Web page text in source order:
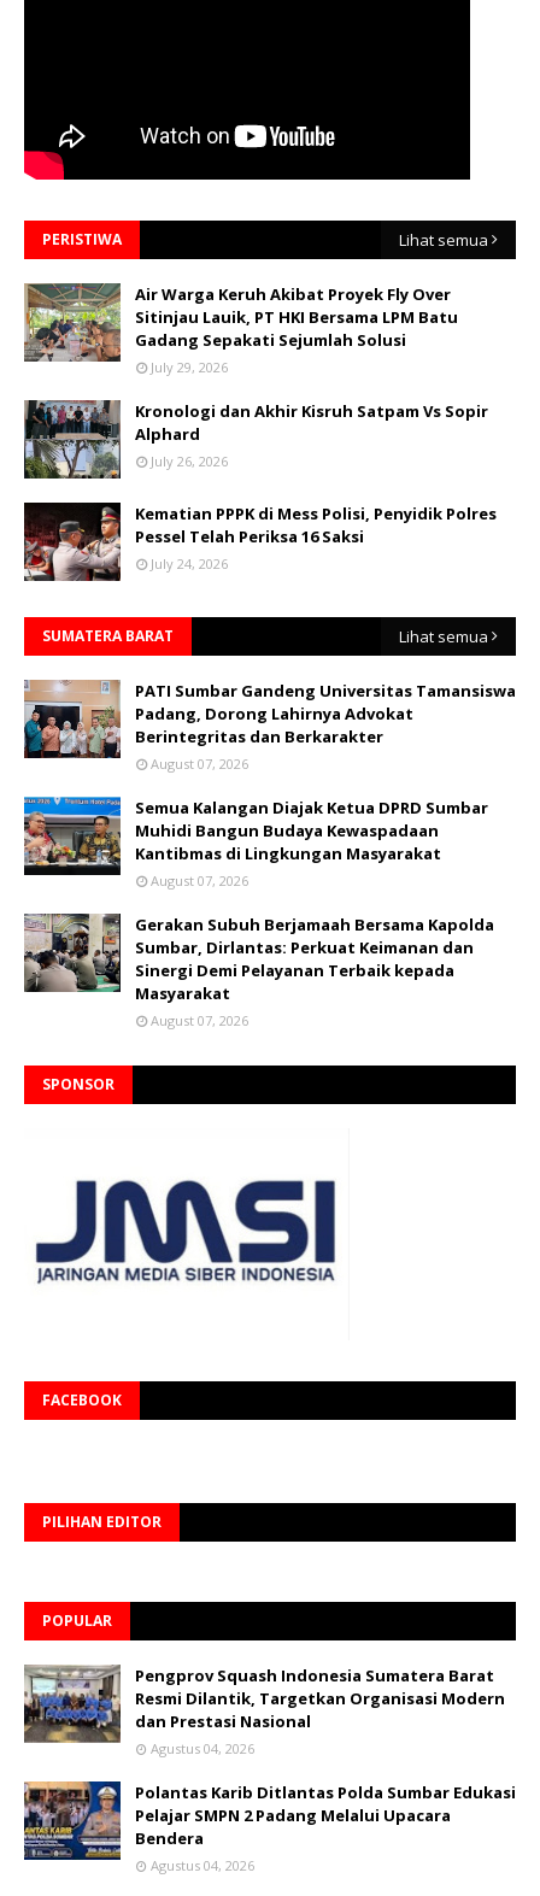
PERISTIWA Lihat semua
Air Warga Keruh Akibat Proyek Fly Over
Sitinjau Lauik, PT HKI Bersama LPM Batu
Gadang Sepakati Sejumlah Solusi
July 29, 2026
Kronologi dan Akhir Kisruh Satpam Vs Sopir
Alphard
July 26, 2026
Kematian PPPK di Mess Polisi, Penyidik Polres
Pessel Telah Periksa 16 Saksi
July 24, 2026
SUMATERA BARAT Lihat semua
PATI Sumbar Gandeng Universitas Tamansiswa
Padang, Dorong Lahirnya Advokat
Berintegritas dan Berkarakter
August 07, 2026
Semua Kalangan Diajak Ketua DPRD Sumbar
Muhidi Bangun Budaya Kewaspadaan
Kantibmas di Lingkungan Masyarakat
August 07, 2026
Gerakan Subuh Berjamaah Bersama Kapolda
Sumbar, Dirlantas: Perkuat Keimanan dan
Sinergi Demi Pelayanan Terbaik kepada
Masyarakat
August 07, 2026
SPONSOR
FACEBOOK
PILIHAN EDITOR
POPULAR
Pengprov Squash Indonesia Sumatera Barat
Resmi Dilantik, Targetkan Organisasi Modern
dan Prestasi Nasional
Agustus 04, 2026
Polantas Karib Ditlantas Polda Sumbar Edukasi
Pelajar SMPN 2 Padang Melalui Upacara
Bendera
Agustus 04, 2026